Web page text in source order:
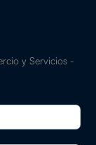
y Servicios -